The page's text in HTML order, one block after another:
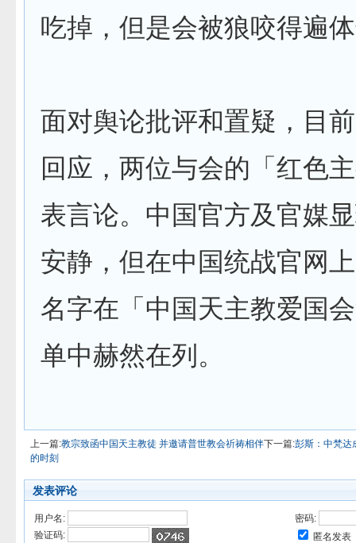
吃掉，但是会被狼咬得遍
面对舆论批评和置疑，目
回应，两位与会的「红色
表言论。中国官方及官媒
安静，但在中国统战官网
名字在「中国天主教爱国
单中赫然在列。
上一篇:教宗致函中国天主教徒 并邀请普世教会祈祷相伴下一篇:彭斯：中梵达
的时刻
发表评论
用户名:
密码:
验证码:
匿名发表